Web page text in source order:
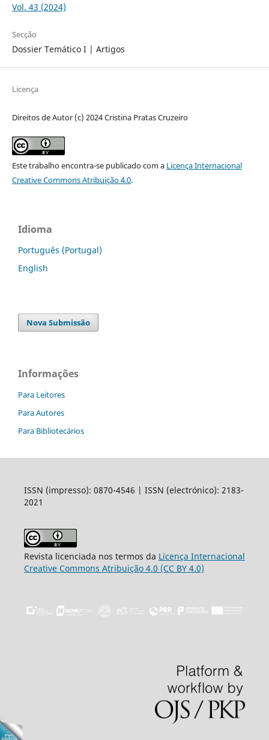
Vol. 43 (2024)
Secção
Dossier Temático I | Artigos
Licença
Direitos de Autor (c) 2024 Cristina Pratas Cruzeiro
Este trabalho encontra-se publicado com a Licença Internacional
Creative Commons Atribuição 4.0.
Idioma
Português (Portugal)
English
Nova Submissão
Informações
Para Leitores
Para Autores
Para Bibliotecários
ISSN (impresso): 0870-4546 | ISSN (electrónico): 2183-
2021
Revista licenciada nos termos da Licença Internacional
Creative Commons Atribuição 4.0 (CC BY 4.0)